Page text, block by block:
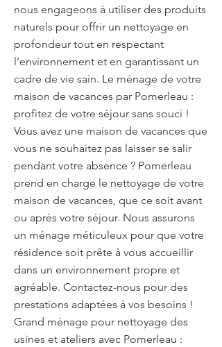
nous engageons à utiliser des produits
naturels pour offrir un nettoyage en
profondeur tout en respectant
l’environnement et en garantissant un
cadre de vie sain. Le ménage de votre
maison de vacances par Pomerleau :
profitez de votre séjour sans souci !
Vous avez une maison de vacances que
vous ne souhaitez pas laisser se salir
pendant votre absence ? Pomerleau
prend en charge le nettoyage de votre
maison de vacances, que ce soit avant
ou après votre séjour. Nous assurons
un ménage méticuleux pour que votre
résidence soit prête à vous accueillir
dans un environnement propre et
agréable. Contactez-nous pour des
prestations adaptées à vos besoins !
Grand ménage pour nettoyage des
usines et ateliers avec Pomerleau :